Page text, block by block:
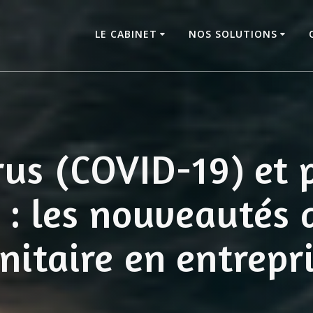
LE CABINET NOS SOLUTIONS
(COVID-19) et
les nouveautés
en